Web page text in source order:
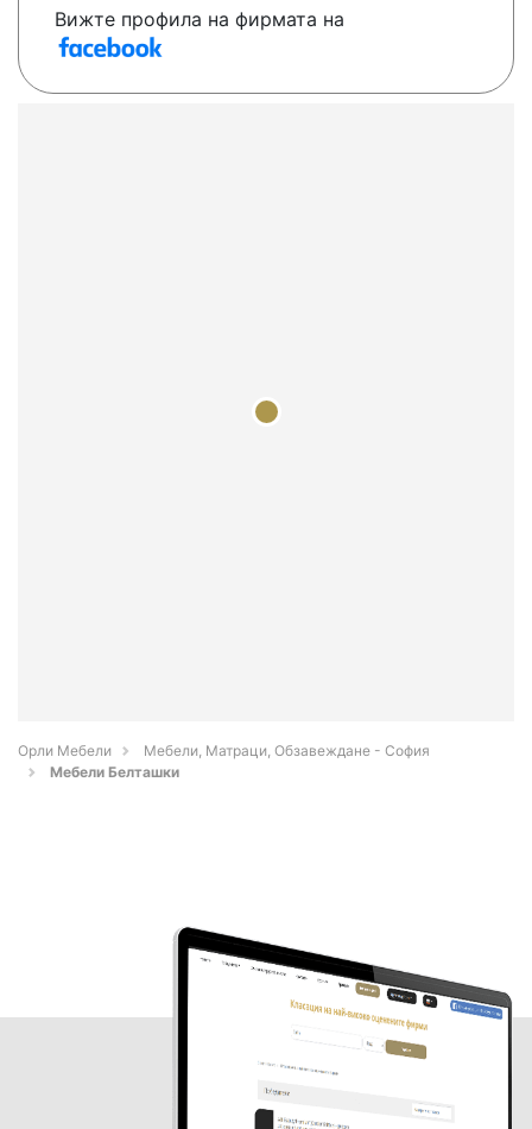
Вижте профила на фирмата на
Орли Мебели
Мебели, Матраци, Обзавеждане - София
Мебели Белташки